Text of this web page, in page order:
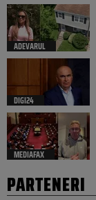
ADEVARUL
DIGI24
MEDIAFAX
PARTENERI